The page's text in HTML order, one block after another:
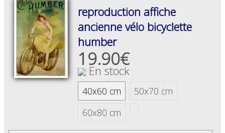
reproduction affiche
ancienne vélo bicyclette
humber
19.90€
En stock
40x60 cm
50x70 cm
60x80 cm